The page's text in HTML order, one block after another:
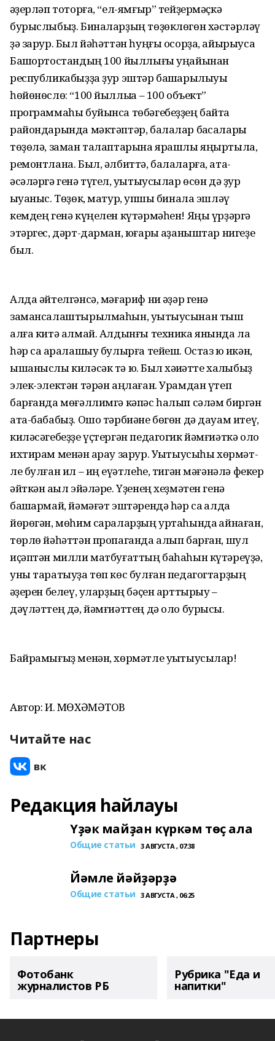
ҡәҙерләп тоторға, “ел-ямғыр” тей­ҙермәҫкә
бурыслыбыҙ. Биналар­ҙың төҙөклөгөн хәстәрләү
ҙә зарур. Был йәһәттән һуңғы осорҙа, айырыуса
Башҡортостандың 100 йыллығы уңайынан
республика­быҙҙа ҙур эштәр башҡарылыуы
һөйөнөслө: “100 йыллыҡҡа – 100 объект”
программаһы буйынса төбәгебеҙҙең байтаҡ
райондарында мәктәптәр, балалар баҡсалары
төҙөлә, заман талаптарына ярашлы яңыртыла,
ремонтлана. Был, әлбиттә, бала­ларға, ата-
әсәләргә генә түгел, уҡытыусылар өсөн дә ҙур
ҡыуа­ныс. Төҙөк, матур, ҡупшы бинала эшләү
кемдең генә күңелен күтәрмәһен! Яңы үрҙәргә
этәргес, дәрт-дарман, юғары ҡаҙаныштар нигеҙе
был.
Алда әйтелгәнсә, мәғариф ни ҡәҙәр генә
замансалаш­тырыл­маһын, уҡытыусынан тыш
алға китә алмай. Алдынғы техника янында ла
һәр саҡ аралашыу булырға тейеш. Остаз юҡ икән,
ышаныслы киләсәк тә юҡ. Был хәҡиҡәтте халҡыбыҙ
элек-электән тәрән аңлаған. Урамдан үтеп
барғанда мөғәллимгә кәпәс һалып сәләм биргән
ата-бабабыҙ. Ошо тәрбиәне бөгөн дә дауам итеү,
ки­ләсәгебеҙҙе үҫтергән педагогик йәмғиәткә оло
ихтирам менән ҡа­рау зарур. Уҡытыусыһы хөрмәт­
ле булған ил – иң ҡеүәтлеһе, тигән мәғәнәлә фекер
әйткән аҡыл эйәләре. Үҙенең хеҙмәтен генә
башҡармай, йәмәғәт эштәрендә һәр саҡ алда
йөрөгән, мөһим сараларҙың уртаһында ҡайнаған,
төрлө йәһәттән пропаганда алып барған, шул
иҫәптән милли матбуғаттың баһаһын күтәреүҙә,
уны таратыуҙа төп көс булған педагогтарҙың
ҡәҙерен белеү, уларҙың бәҫен арттырыу –
дәүләттең дә, йәмғиәттең дә оло бурысы.
Байрамығыҙ менән, хөрмәтле уҡытыусылар!
Автор: И. МӨХӘМӘТОВ
Читайте нас
Редакция һайлауы
Үҙәк майҙан күркәм төҫ ала
Общие статьи 3 АВГУСТА , 07:38
Йәмле йәйҙәрҙә
Общие статьи 3 АВГУСТА , 06:25
Партнеры
Фотобанк
журналистов РБ
Рубрика "Еда и
напитки"